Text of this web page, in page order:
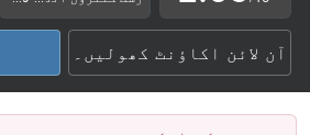
3
4
5
1
2
3
6
7
8
آن لائن اکاؤنٹ کھولیں۔